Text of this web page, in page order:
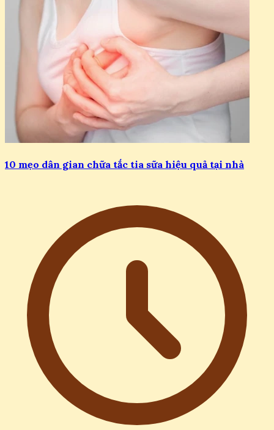
10 mẹo dân gian chữa tắc tia sữa hiệu quả tại nhà